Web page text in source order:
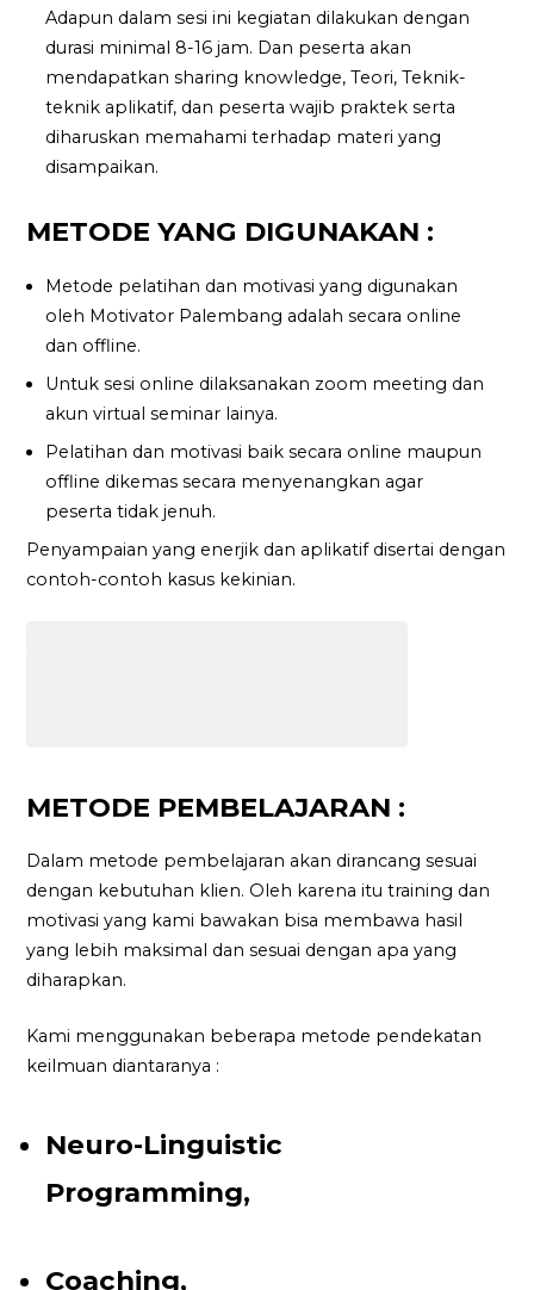
Adapun dalam sesi ini kegiatan dilakukan dengan
durasi minimal 8-16 jam. Dan peserta akan
mendapatkan sharing knowledge, Teori, Teknik-
teknik aplikatif, dan peserta wajib praktek serta
diharuskan memahami terhadap materi yang
disampaikan.
METODE YANG DIGUNAKAN :
Metode pelatihan dan motivasi yang digunakan
oleh Motivator Palembang adalah secara online
dan offline.
Untuk sesi online dilaksanakan zoom meeting dan
akun virtual seminar lainya.
Pelatihan dan motivasi baik secara online maupun
offline dikemas secara menyenangkan agar
peserta tidak jenuh.
Penyampaian yang enerjik dan aplikatif disertai dengan
contoh-contoh kasus kekinian.
METODE PEMBELAJARAN :
Dalam metode pembelajaran akan dirancang sesuai
dengan kebutuhan klien. Oleh karena itu training dan
motivasi yang kami bawakan bisa membawa hasil
yang lebih maksimal dan sesuai dengan apa yang
diharapkan.
Kami menggunakan beberapa metode pendekatan
keilmuan diantaranya :
Neuro-Linguistic
Programming,
Coaching,